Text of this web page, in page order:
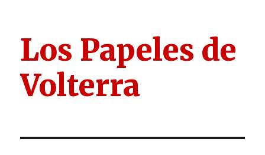
Los Papeles de
Volterra